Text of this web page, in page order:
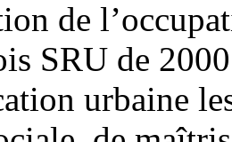
de
SRU de
urbaine